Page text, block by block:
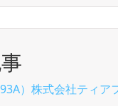
）株式会社ティア